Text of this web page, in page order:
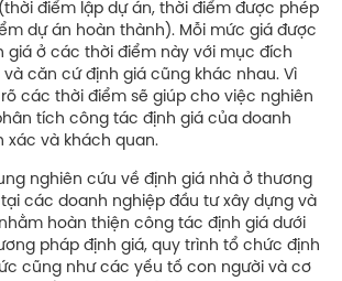
điểm lập dự án, thời điểm được phép
dự án hoàn thành). Mỗi mức giá được
giá ở các thời điểm này với mục đích
và căn cứ định giá cũng khác nhau. Vì
các thời điểm sẽ giúp cho việc nghiên
tích công tác định giá của doanh
xác và khách quan.
nghiên cứu về định giá nhà ở thương
các doanh nghiệp đầu tư xây dựng và
hoàn thiện công tác định giá dưới
pháp định giá, quy trình tổ chức định
cũng như các yếu tố con người và cơ